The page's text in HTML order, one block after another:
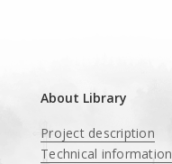
About Library
Project description
Technical information